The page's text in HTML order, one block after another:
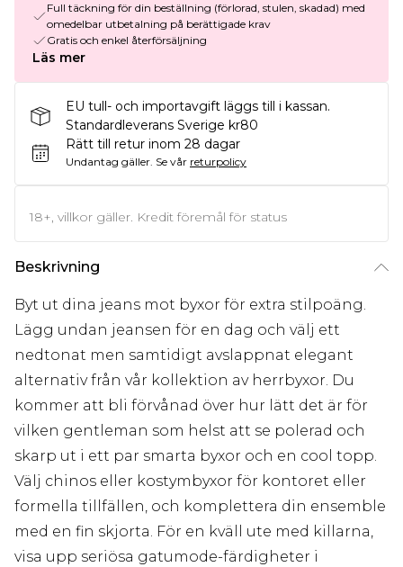
Full täckning för din beställning (förlorad, stulen, skadad) med
omedelbar utbetalning på berättigade krav
Gratis och enkel återförsäljning
Läs mer
EU tull- och importavgift läggs till i kassan.
Standardleverans Sverige kr80
Rätt till retur inom 28 dagar
Undantag gäller. Se vår returpolicy
18+, villkor gäller. Kredit föremål för status
Beskrivning
Byt ut dina jeans mot byxor för extra stilpoäng.
Lägg undan jeansen för en dag och välj ett
nedtonat men samtidigt avslappnat elegant
alternativ från vår kollektion av herrbyxor. Du
kommer att bli förvånad över hur lätt det är för
vilken gentleman som helst att se polerad och
skarp ut i ett par smarta byxor och en cool topp.
Välj chinos eller kostymbyxor för kontoret eller
formella tillfällen, och komplettera din ensemble
med en fin skjorta. För en kväll ute med killarna,
visa upp seriösa gatumode-färdigheter i